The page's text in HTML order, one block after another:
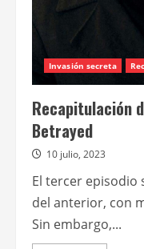
Invasión secreta
Recapitulación
Betrayed
10 julio, 2023
El tercer episodio
del anterior, con
Sin embargo,...